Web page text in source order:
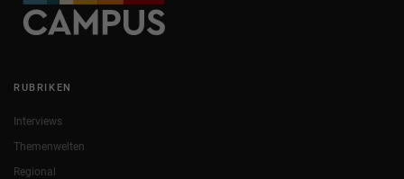
RUBRIKEN
Interviews
Themenwelten
Regional